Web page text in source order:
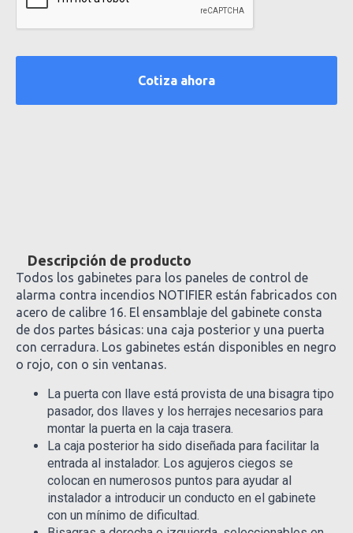
Descripción de producto
Todos los gabinetes para los paneles de control de
alarma contra incendios NOTIFIER están fabricados con
acero de calibre 16. El ensamblaje del gabinete consta
de dos partes básicas: una caja posterior y una puerta
con cerradura. Los gabinetes están disponibles en negro
o rojo, con o sin ventanas.
La puerta con llave está provista de una bisagra tipo
pasador, dos llaves y los herrajes necesarios para
montar la puerta en la caja trasera.
La caja posterior ha sido diseñada para facilitar la
entrada al instalador. Los agujeros ciegos se
colocan en numerosos puntos para ayudar al
instalador a introducir un conducto en el gabinete
con un mínimo de dificultad.